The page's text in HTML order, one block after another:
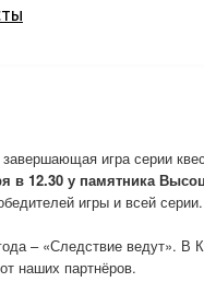
игра серии
в 12.30 у памятника
игры и всей серии.
– «Следствие ведут». В
наших партнёров.